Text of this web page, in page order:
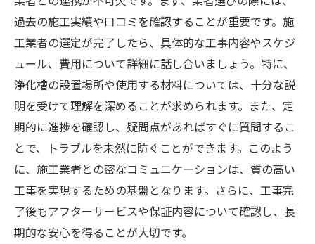
過去の施工実績や口コミを確認することが重要です。施
工業者の選定が完了したら、具体的な工事内容やスケジ
ュール、費用について詳細に話し合いましょう。特に、
浄化槽の設置場所や使用する材料については、十分な説
明を受けて理解を深めることが求められます。また、定
期的に進捗を確認し、疑問点があればすぐに質問するこ
とで、トラブルを未然に防ぐことができます。このよう
に、施工業者との密なコミュニケーションは、質の高い
工事を実現するための基盤となります。さらに、工事完
了後もアフターサービスや保証内容について確認し、長
期的な安心を得ることが大切です。